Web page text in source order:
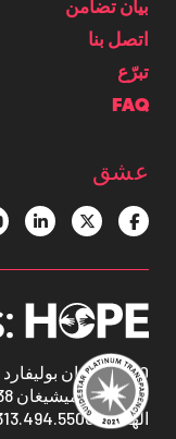
1400 أوكمان بوليفارد
ديترويت ، ميشيغان 48238
الهاتف:
بيان تضامن
اتصل بنا
تبرّع
FAQ
عشق